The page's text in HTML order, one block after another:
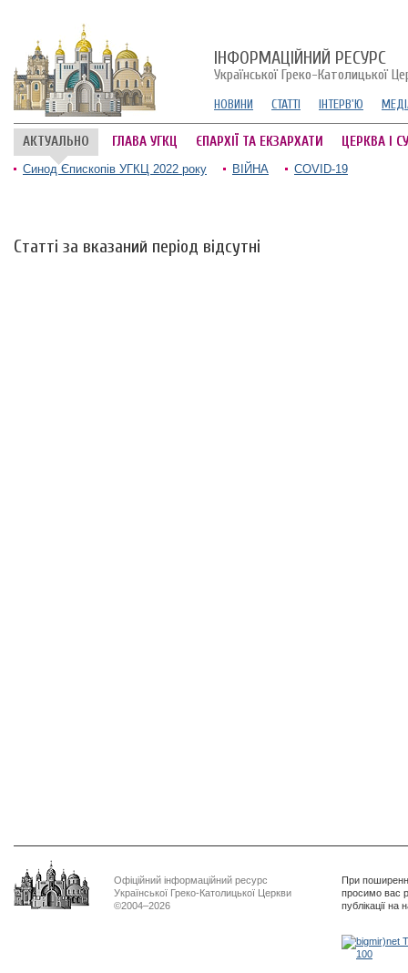
ІНФОРМАЦІЙНИЙ РЕСУРС
Української Греко-Католицької
НОВИНИ СТАТТІ ІНТЕРВ'Ю
АКТУАЛЬНО ГЛАВА УГКЦ ЄПАРХІЇ ТА ЕКЗАРХАТИ ЦЕРКВА І
Синод Єпископів УГКЦ 2022 року ВІЙНА COVID-19
Статті за вказаний період відсутні
Офіційний інформаційний ресурс
Української Греко-Католицької Церкви
©2004–2026
При
просимо вас
публікації на